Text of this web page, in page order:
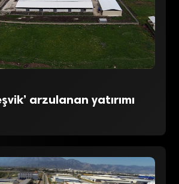
arzulanan yatırımı